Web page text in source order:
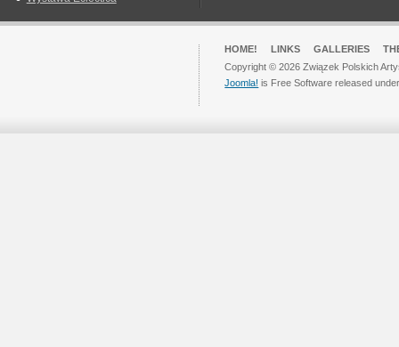
HOME! LINKS GALLERIES
Copyright © 2026 Związek Polskich
Joomla! is Free Software released